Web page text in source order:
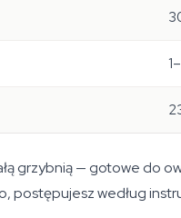
grzybnią — gotowe do
według